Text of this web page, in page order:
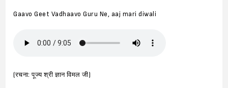
Gaavo Geet Vadhaavo Guru Ne, aaj mari diwali
(रचना: पूज्य श्री ज्ञान विमल जी)